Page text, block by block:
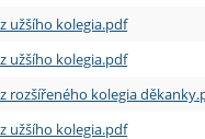
užšího kolegia.pdf
užšího kolegia.pdf
z rozšířeného kolegia
užšího kolegia.pdf